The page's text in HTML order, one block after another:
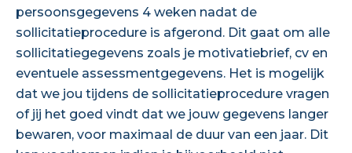
persoonsgegevens 4 weken nadat de
sollicitatieprocedure is afgerond. Dit gaat om alle
sollicitatiegegevens zoals je motivatiebrief, cv en
eventuele assessmentgegevens. Het is mogelijk
dat we jou tijdens de sollicitatieprocedure vragen
of jij het goed vindt dat we jouw gegevens langer
bewaren, voor maximaal de duur van een jaar. Dit